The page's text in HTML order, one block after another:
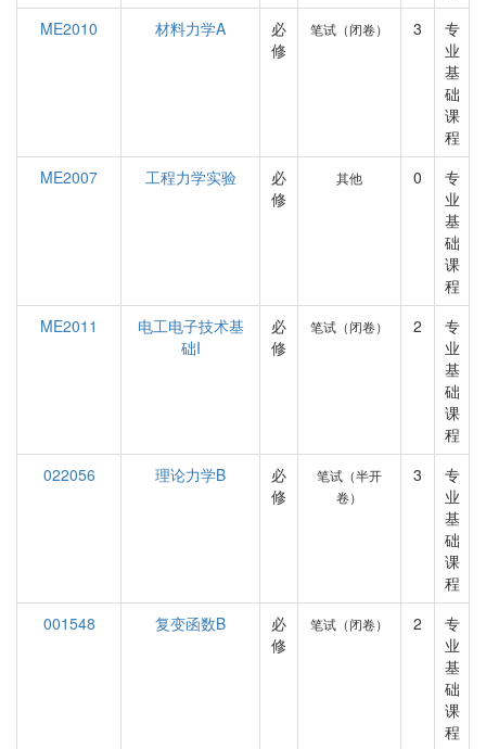
ME2010
材料力学A
必
修
笔试（闭卷） 3
专
业
基
础
课
程
ME2007
工程力学实验
必
修
其他 0
专
业
基
础
课
程
ME2011
电工电子技术基
础I
必
修
笔试（闭卷） 2
专
业
基
础
课
程
022056
理论力学B
必
修
笔试（半开
卷）
3
专
业
基
础
课
程
001548
复变函数B
必
修
笔试（闭卷） 2
专
业
基
础
课
程